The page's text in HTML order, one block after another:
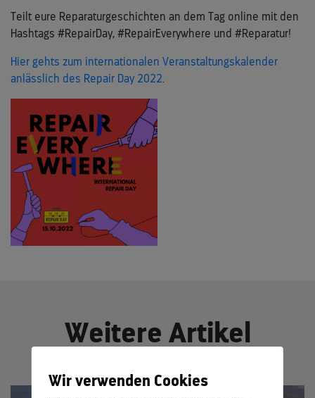
Teilt eure Reparaturgeschichten an dem Tag online mit den
Hashtags #RepairDay, #RepairEverywhere und #Reparatur!
Hier gehts zum internationalen Veranstaltungskalender
anlässlich des Repair Day 2022.
Weitere Artikel
Wir verwenden Cookies